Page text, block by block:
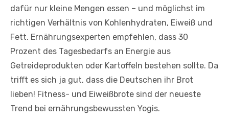
dafür nur kleine Mengen essen – und möglichst im
richtigen Verhältnis von Kohlenhydraten, Eiweiß und
Fett. Ernährungsexperten empfehlen, dass 30
Prozent des Tagesbedarfs an Energie aus
Getreideprodukten oder Kartoffeln bestehen sollte. Da
trifft es sich ja gut, dass die Deutschen ihr Brot
lieben! Fitness- und Eiweißbrote sind der neueste
Trend bei ernährungsbewussten Yogis.